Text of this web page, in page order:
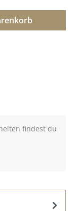
findest du